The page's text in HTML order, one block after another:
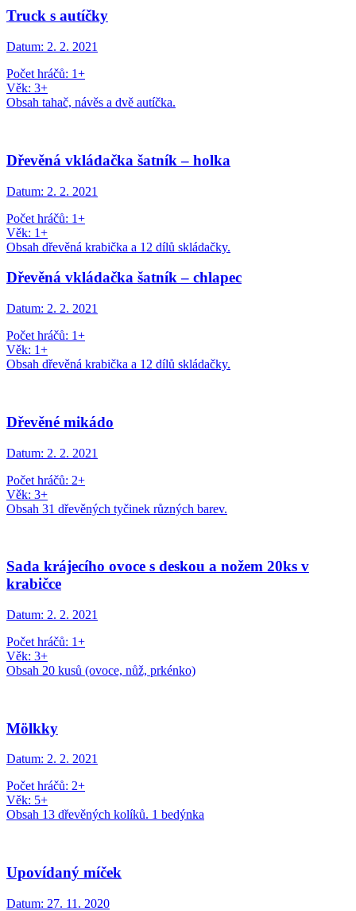
Truck s autíčky
Datum: 2. 2. 2021
Počet hráčů: 1+
Věk: 3+
Obsah tahač, návěs a dvě autíčka.
Dřevěná vkládačka šatník – holka
Datum: 2. 2. 2021
Počet hráčů: 1+
Věk: 1+
Obsah dřevěná krabička a 12 dílů skládačky.
Dřevěná vkládačka šatník – chlapec
Datum: 2. 2. 2021
Počet hráčů: 1+
Věk: 1+
Obsah dřevěná krabička a 12 dílů skládačky.
Dřevěné mikádo
Datum: 2. 2. 2021
Počet hráčů: 2+
Věk: 3+
Obsah 31 dřevěných tyčinek různých barev.
Sada krájecího ovoce s deskou a nožem 20ks v
krabičce
Datum: 2. 2. 2021
Počet hráčů: 1+
Věk: 3+
Obsah 20 kusů (ovoce, nůž, prkénko)
Mölkky
Datum: 2. 2. 2021
Počet hráčů: 2+
Věk: 5+
Obsah 13 dřevěných kolíků. 1 bedýnka
Upovídaný míček
Datum: 27. 11. 2020